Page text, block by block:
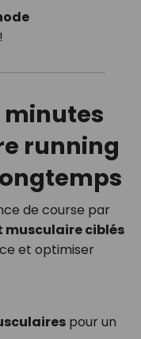
minutes
running
de course par
musculaire ciblés
et optimiser
pour un